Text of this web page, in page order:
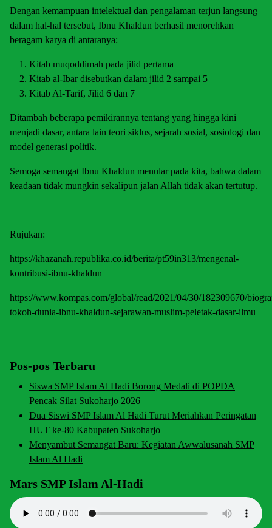
Dengan kemampuan intelektual dan pengalaman terjun langsung
dalam hal-hal tersebut, Ibnu Khaldun berhasil menorehkan
beragam karya di antaranya:
Kitab muqoddimah pada jilid pertama
Kitab al-Ibar disebutkan dalam jilid 2 sampai 5
Kitab Al-Tarif, Jilid 6 dan 7
Ditambah beberapa pemikirannya tentang yang hingga kini
menjadi dasar, antara lain teori siklus, sejarah sosial, sosiologi dan
model generasi politik.
Semoga semangat Ibnu Khaldun menular pada kita, bahwa dalam
keadaan tidak mungkin sekalipun jalan Allah tidak akan tertutup.
Rujukan:
https://khazanah.republika.co.id/berita/pt59in313/mengenal-
kontribusi-ibnu-khaldun
https://www.kompas.com/global/read/2021/04/30/182309670/
tokoh-dunia-ibnu-khaldun-sejarawan-muslim-peletak-dasar-ilmu
Pos-pos Terbaru
Siswa SMP Islam Al Hadi Borong Medali di POPDA
Pencak Silat Sukoharjo 2026
Dua Siswi SMP Islam Al Hadi Turut Meriahkan Peringatan
HUT ke-80 Kabupaten Sukoharjo
Menyambut Semangat Baru: Kegiatan Awwalusanah SMP
Islam Al Hadi
Mars SMP Islam Al-Hadi